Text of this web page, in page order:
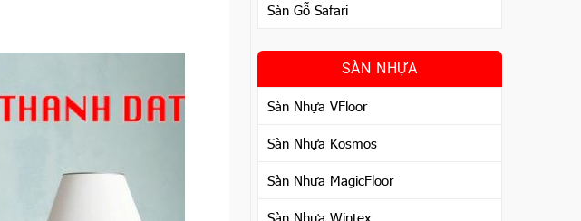
Sàn Gỗ Safari
SÀN NHỰA
Sàn Nhựa VFloor
Sàn Nhựa Kosmos
Sàn Nhựa MagicFloor
Sàn Nhựa Wintex